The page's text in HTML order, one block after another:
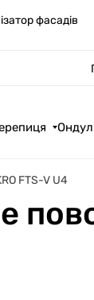
фасадів
FTS-V U4